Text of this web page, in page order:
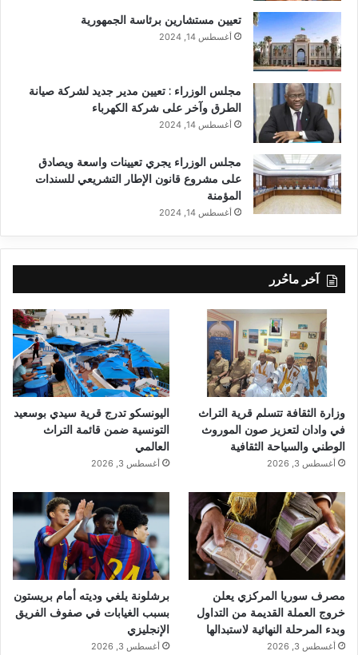
تعيين مستشارين برئاسة الجمهورية
أغسطس 14, 2024
مجلس الوزراء : تعيين مدير جديد لشركة صيانة
الطرق وآخر على شركة الكهرباء
أغسطس 14, 2024
مجلس الوزراء يجري تعيينات واسعة ويصادق
على مشروع قانون الإطار التشريعي للسندات
المؤمنة
أغسطس 14, 2024
آخر ماحُرر
وزارة الثقافة تتسلم قرية التراث
في وادان لتعزيز صون الموروث
الوطني والسياحة الثقافية
أغسطس 3, 2026
اليونسكو تدرج قرية سيدي بوسعيد
التونسية ضمن قائمة التراث
العالمي
أغسطس 3, 2026
مصرف سوريا المركزي يعلن
خروج العملة القديمة من التداول
وبدء المرحلة النهائية لاستبدالها
أغسطس 3, 2026
برشلونة يلغي وديته أمام بريستون
بسبب الغيابات في صفوف الفريق
الإنجليزي
أغسطس 3, 2026